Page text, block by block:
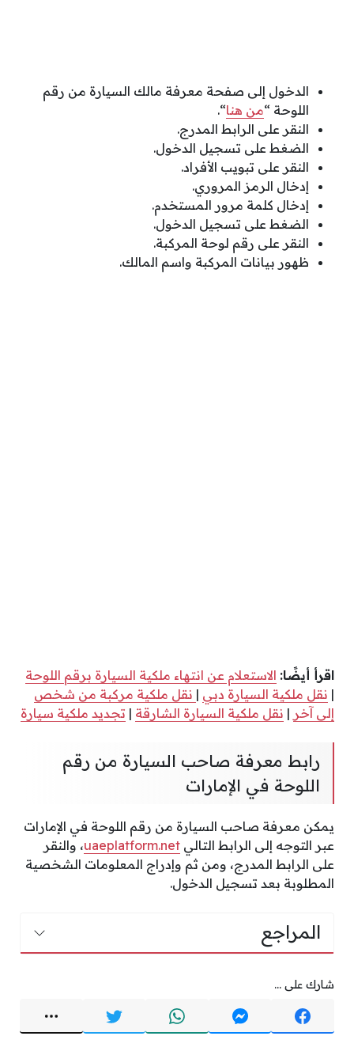
الدخول إلى صفحة معرفة مالك السيارة من رقم
اللوحة “من هنا“.
النقر على الرابط المدرج.
الضغط على تسجيل الدخول.
النقر على تبويب الأفراد.
إدخال الرمز المروري.
إدخال كلمة مرور المستخدم.
الضغط على تسجيل الدخول.
النقر على رقم لوحة المركبة.
ظهور بيانات المركبة واسم المالك.
اقرأ أيضًا: الاستعلام عن انتهاء ملكية السيارة برقم اللوحة
| نقل ملكية السيارة دبي | نقل ملكية مركبة من شخص
إلى آخر | نقل ملكية السيارة الشارقة | تجديد ملكية سيارة
رابط معرفة صاحب السيارة من رقم
اللوحة في الإمارات
يمكن معرفة صاحب السيارة من رقم اللوحة في الإمارات
عبر التوجه إلى الرابط التالي uaeplatform.net، والنقر
على الرابط المدرج، ومن ثم وإدراج المعلومات الشخصية
المطلوبة بعد تسجيل الدخول.
المراجع
شارك على ...